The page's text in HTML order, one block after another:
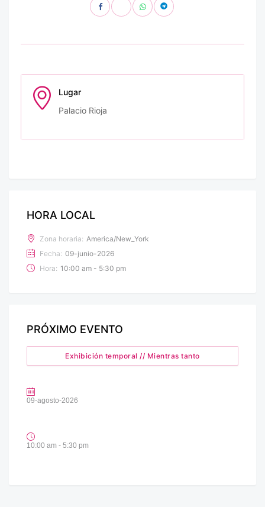
Lugar
Palacio Rioja
HORA LOCAL
Zona horaria: America/New_York
Fecha: 09-junio-2026
Hora: 10:00 am - 5:30 pm
PRÓXIMO EVENTO
Exhibición temporal // Mientras tanto
09-agosto-2026
10:00 am - 5:30 pm